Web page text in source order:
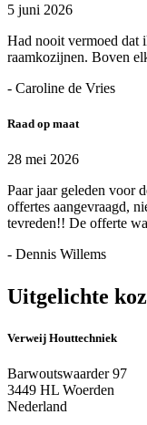
5 juni 2026
Had nooit vermoed dat
raamkozijnen. Boven
- Caroline de Vries
Raad op maat
28 mei 2026
Paar jaar geleden voor
offertes aangevraagd,
tevreden!! De offerte
- Dennis Willems
Uitgelichte
Verweij Houttechniek
Barwoutswaarder 97
3449 HL Woerden
Nederland